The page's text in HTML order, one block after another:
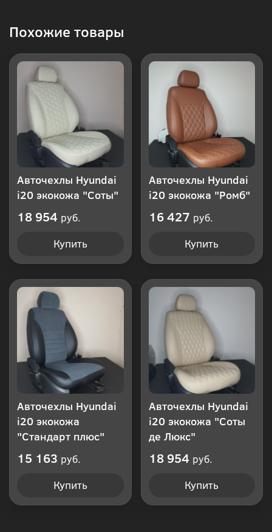
Похожие товары
Авточехлы Hyundai
i20 экокожа "Соты"
18 954 руб.
Купить
Авточехлы Hyundai
i20 экокожа "Ромб"
16 427 руб.
Купить
Авточехлы Hyundai
i20 экокожа
"Стандарт плюс"
15 163 руб.
Купить
Авточехлы Hyundai
i20 экокожа "Соты
де Люкс"
18 954 руб.
Купить